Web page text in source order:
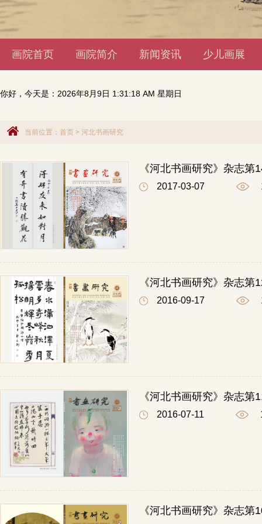
画院首页 画院简介 新闻资讯 少儿画展
你好，今天是： 2026年8月9日 1:31:19 AM 星期日
当前位置： 首页 > 河北书画研究
《河北书画研究》杂志第
2017-03-07
《河北书画研究》杂志第
2016-09-17
《河北书画研究》杂志第
2016-07-11
《河北书画研究》杂志第